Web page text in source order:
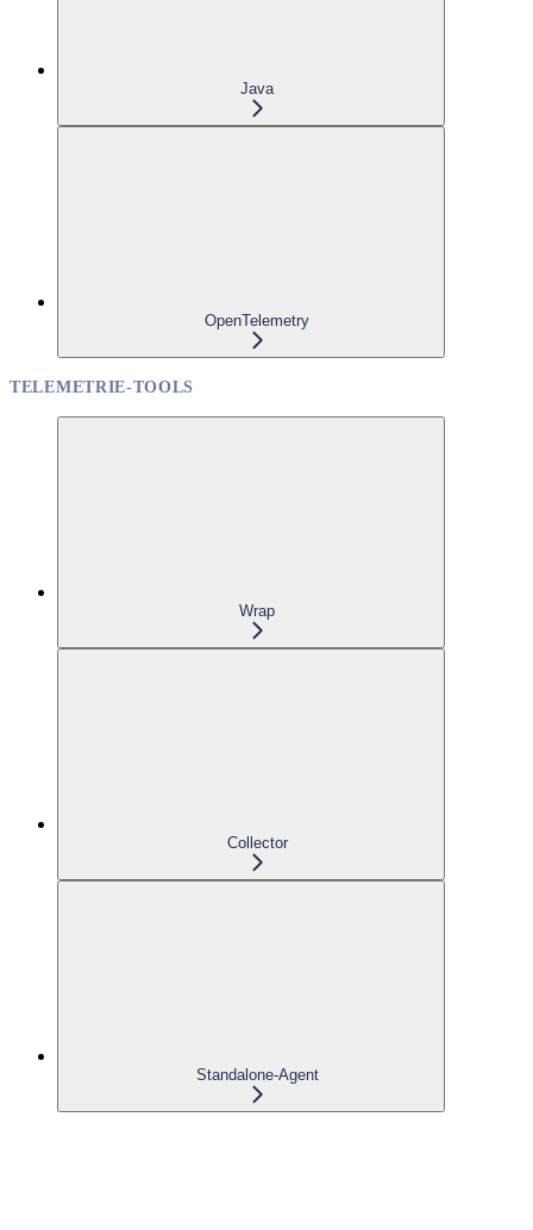
Java
OpenTelemetry
TELEMETRIE-TOOLS
Wrap
Collector
Standalone-Agent